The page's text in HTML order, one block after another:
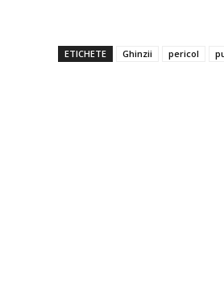
ETICHETE Ghinzii pericol